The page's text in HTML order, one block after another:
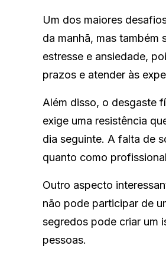
Um dos maiores
da manhã, mas também
estresse e ansiedade,
prazos e atender às
Além disso, o desgaste
exige uma resistência
dia seguinte. A falta de
quanto como
Outro aspecto
não pode participar de
segredos pode criar um
pessoas.